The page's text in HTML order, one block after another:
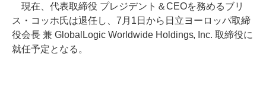
現在、代表取締役 プレジデント＆CEOを務めるブリ
ス・コッホ氏は退任し、7月1日から日立ヨーロッパ取締
役会長 兼 GlobalLogic Worldwide Holdings, Inc. 取締役に
就任予定となる。